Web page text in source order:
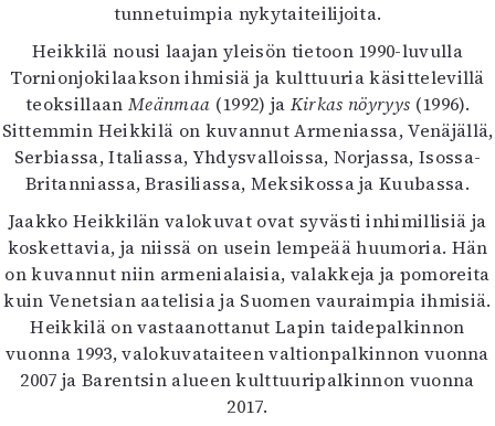
Lehdet
4/2026
2–3/2026
1/2026
6/2025
5/2025 saame
5/2025
Lehtiarkisto
Info
Tilaus ja irtonumerot
Yhteistyössä
Toimitus
Mediatiedot
tunnetuimpia nykytaiteilijoita.
Heikkilä nousi laajan yleisön tietoon 1990-luvulla
Tornionjokilaakson ihmisiä ja kulttuuria käsittelevillä
teoksillaan Meänmaa (1992) ja Kirkas nöyryys (1996).
Sittemmin Heikkilä on kuvannut Armeniassa, Venäjällä,
Serbiassa, Italiassa, Yhdysvalloissa, Norjassa, Isossa-
Britanniassa, Brasiliassa, Meksikossa ja Kuubassa.
Jaakko Heikkilän valokuvat ovat syvästi inhimillisiä ja
koskettavia, ja niissä on usein lempeää huumoria. Hän
on kuvannut niin armenialaisia, valakkeja ja pomoreita
kuin Venetsian aatelisia ja Suomen vauraimpia ihmisiä.
Heikkilä on vastaanottanut Lapin taidepalkinnon
vuonna 1993, valokuvataiteen valtionpalkinnon vuonna
2007 ja Barentsin alueen kulttuuripalkinnon vuonna
2017.